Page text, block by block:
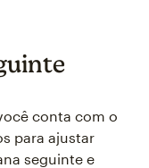
conta com o
para ajustar
seguinte e